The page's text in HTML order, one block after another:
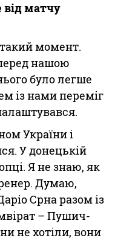
від матчу
момент.
нашою
було легше
із нами переміг
України і
У донецькій
Я не знаю, як
Думаю,
Срна разом із
– Пушич-
не хотіли, вони